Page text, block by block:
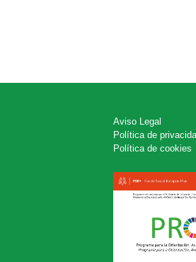
Aviso Legal
Política de
Política de cookies